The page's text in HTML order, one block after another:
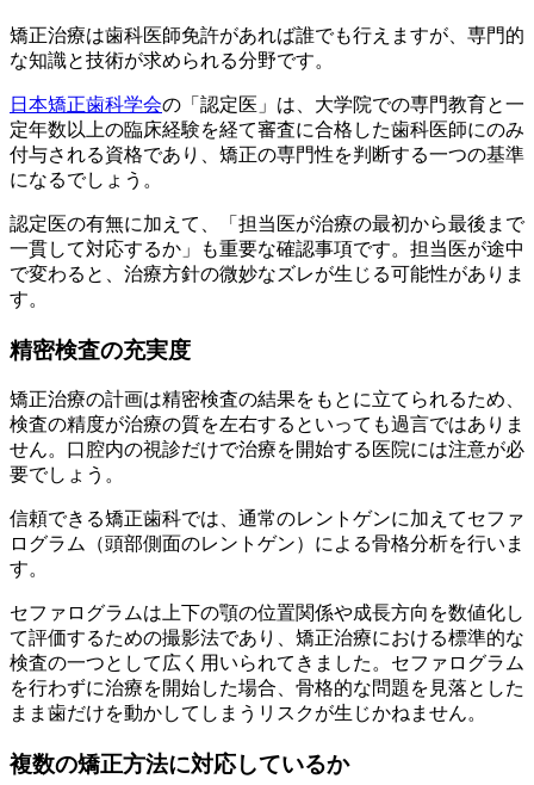
矯正治療は歯科医師免許があれば誰でも行えますが、専門的
な知識と技術が求められる分野です。
日本矯正歯科学会の「認定医」は、大学院での専門教育と一
定年数以上の臨床経験を経て審査に合格した歯科医師にのみ
付与される資格であり、矯正の専門性を判断する一つの基準
になるでしょう。
認定医の有無に加えて、「担当医が治療の最初から最後まで
一貫して対応するか」も重要な確認事項です。担当医が途中
で変わると、治療方針の微妙なズレが生じる可能性がありま
す。
精密検査の充実度
矯正治療の計画は精密検査の結果をもとに立てられるため、
検査の精度が治療の質を左右するといっても過言ではありま
せん。口腔内の視診だけで治療を開始する医院には注意が必
要でしょう。
信頼できる矯正歯科では、通常のレントゲンに加えてセファ
ログラム（頭部側面のレントゲン）による骨格分析を行いま
す。
セファログラムは上下の顎の位置関係や成長方向を数値化し
て評価するための撮影法であり、矯正治療における標準的な
検査の一つとして広く用いられてきました。セファログラム
を行わずに治療を開始した場合、骨格的な問題を見落とした
まま歯だけを動かしてしまうリスクが生じかねません。
複数の矯正方法に対応しているか